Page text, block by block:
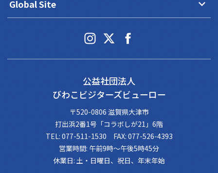
Global Site keyboard_arrow_down
公益社団法人
びわこビジターズビューロー
〒520-0806 滋賀県大津市
打出浜2番1号「コラボしが21」6階
TEL: 077-511-1530 FAX: 077-526-4393
営業時間: 午前9時～午後5時45分
休業日: 土・日曜日、祝日、年末年始